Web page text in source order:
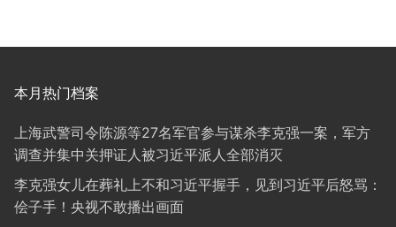
本月热门档案
上海武警司令陈源等27名军官参与谋杀李克强一案，军方
调查并集中关押证人被习近平派人全部消灭
李克强女儿在葬礼上不和习近平握手，见到习近平后怒骂：
侩子手！央视不敢播出画面